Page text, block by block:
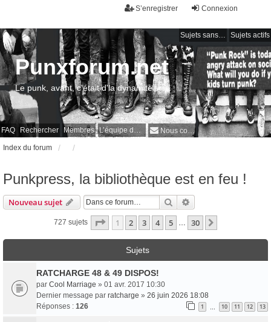
Connexion
S’enregistrer
Sujets sans réponse Sujets actifs
FAQ Rechercher Membres L’équipe du forum Nous contacter
Punxforum.net
Le punk, avant, c'était d'la dynamite !
Index du forum
Punkpress, la bibliothèque est en feu !
Nouveau sujet Rechercher
727 sujets Page 1sur30
1 2 3 4 5 … 30
Sujets
RATCHARGE 48 & 49 DISPOS!
par Cool Marriage » 01 avr. 2017 10:30
Dernier message par ratcharge » 26 juin 2026 18:08
Réponses : 126 1 10 11 12 13